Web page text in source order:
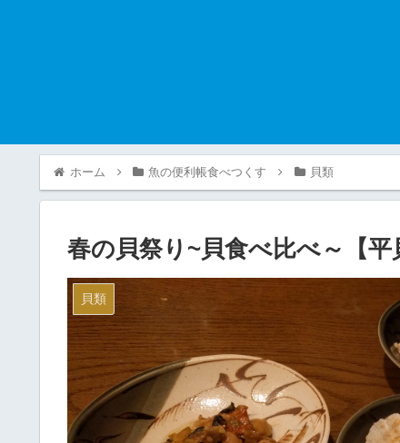
ホーム 魚の便利帳食べつくす 貝類
春の貝祭り~貝食べ比べ～【平
貝類